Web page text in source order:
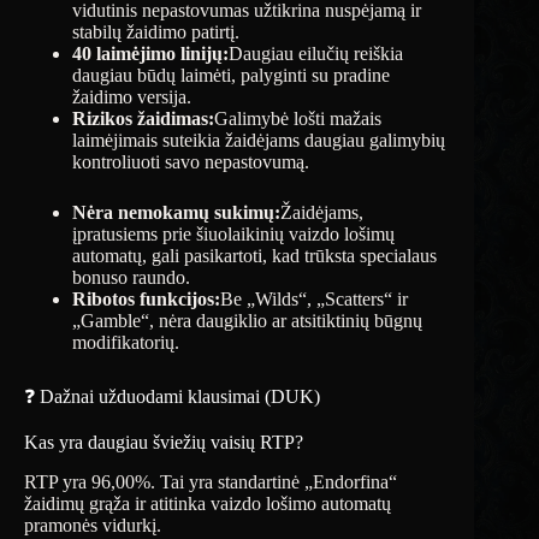
vidutinis nepastovumas užtikrina nuspėjamą ir
stabilų žaidimo patirtį.
40 laimėjimo linijų:Daugiau eilučių reiškia
daugiau būdų laimėti, palyginti su pradine
žaidimo versija.
Rizikos žaidimas:Galimybė lošti mažais
laimėjimais suteikia žaidėjams daugiau galimybių
kontroliuoti savo nepastovumą.
Nėra nemokamų sukimų:Žaidėjams,
įpratusiems prie šiuolaikinių vaizdo lošimų
automatų, gali pasikartoti, kad trūksta specialaus
bonuso raundo.
Ribotos funkcijos:Be „Wilds“, „Scatters“ ir
„Gamble“, nėra daugiklio ar atsitiktinių būgnų
modifikatorių.
❓ Dažnai užduodami klausimai (DUK)
Kas yra daugiau šviežių vaisių RTP?
RTP yra 96,00%. Tai yra standartinė „Endorfina“
žaidimų grąža ir atitinka vaizdo lošimo automatų
pramonės vidurkį.